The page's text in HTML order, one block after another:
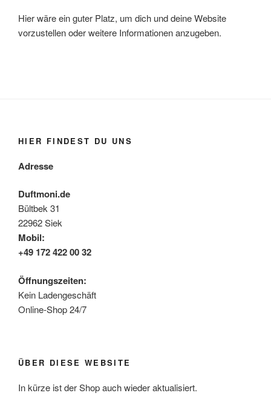
Hier wäre ein guter Platz, um dich und deine Website
vorzustellen oder weitere Informationen anzugeben.
HIER FINDEST DU UNS
Adresse
Duftmoni.de
Bültbek 31
22962 Siek
Mobil:
+49 172 422 00 32
Öffnungszeiten:
Kein Ladengeschäft
Online-Shop 24/7
ÜBER DIESE WEBSITE
In kürze ist der Shop auch wieder aktualisiert.